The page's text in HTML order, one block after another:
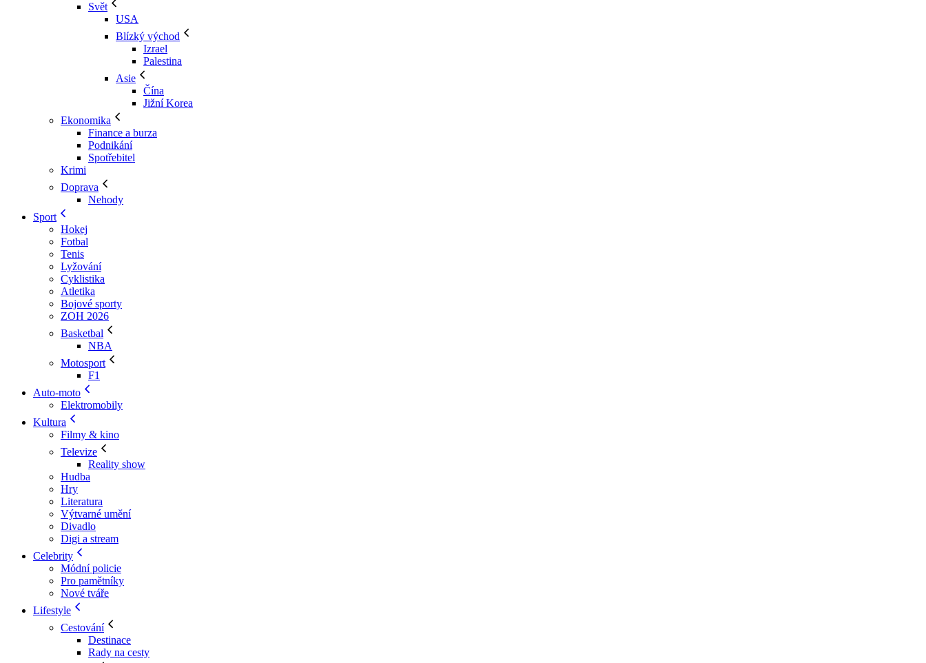
Svět
USA
Blízký východ
Izrael
Palestina
Asie
Čína
Jižní Korea
Ekonomika
Finance a burza
Podnikání
Spotřebitel
Krimi
Doprava
Nehody
Sport
Hokej
Fotbal
Tenis
Lyžování
Cyklistika
Atletika
Bojové sporty
ZOH 2026
Basketbal
NBA
Motosport
F1
Auto-moto
Elektromobily
Kultura
Filmy & kino
Televize
Reality show
Hudba
Hry
Literatura
Výtvarné umění
Divadlo
Digi a stream
Celebrity
Módní policie
Pro pamětníky
Nové tváře
Lifestyle
Cestování
Destinace
Rady na cesty